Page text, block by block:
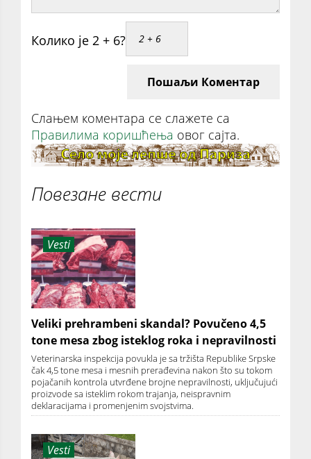
Колико је 2 + 6?
Пошаљи Коментар
Слањем коментара се слажете са
Правилима коришћења овог сајта.
Повезане вести
Vesti
Veliki prehrambeni skandal? Povučeno 4,5
tone mesa zbog isteklog roka i nepravilnosti
Veterinarska inspekcija povukla je sa tržišta Republike Srpske
čak 4,5 tone mesa i mesnih prerađevina nakon što su tokom
pojačanih kontrola utvrđene brojne nepravilnosti, uključujući
proizvode sa isteklim rokom trajanja, neispravnim
deklaracijama i promenjenim svojstvima.
Vesti